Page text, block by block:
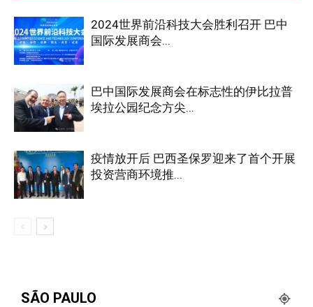
2024世界前沿科技大会胜利召开 巴中
国际发展商会...
巴中国际发展商会在标志性的伊比拉普
埃拉公园纪念方尖...
疫情放开后 巴西圣保罗迎来了首个开展
投资营商环境推...
SÃO PAULO